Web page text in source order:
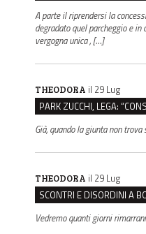
A parte il riprendersi la
degradato quel parcheggio e in
vergogna unica , […]
THEODORA il 29 Lug
Già, quando la giunta non
THEODORA il 29 Lug
Vedremo quanti giorni